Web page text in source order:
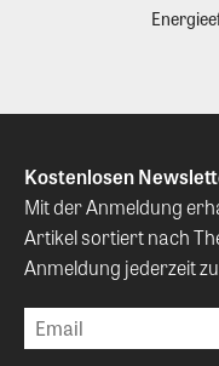
Kostenlosen
Mit der Anmeldung
Artikel sortiert nach
Anmeldung jederzeit